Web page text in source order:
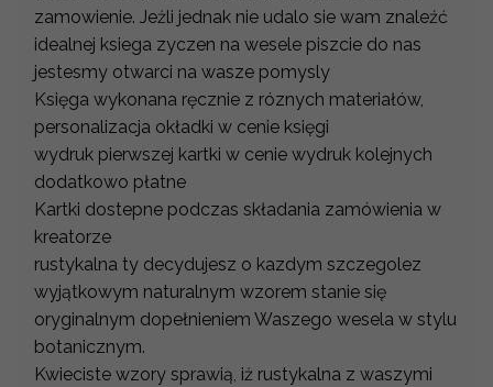
zamowienie. Jeżli jednak nie udalo sie wam znaleźć
idealnej ksiega zyczen na wesele piszcie do nas
jestesmy otwarci na wasze pomysly
Księga wykonana ręcznie z róznych materiałów,
personalizacja okładki w cenie księgi
wydruk pierwszej kartki w cenie wydruk kolejnych
dodatkowo płatne
Kartki dostepne podczas składania zamówienia w
kreatorze
rustykalna ty decydujesz o kazdym szczegolez
wyjątkowym naturalnym wzorem stanie się
oryginalnym dopełnieniem Waszego wesela w stylu
botanicznym.
Kwieciste wzory sprawią, iż rustykalna z waszymi